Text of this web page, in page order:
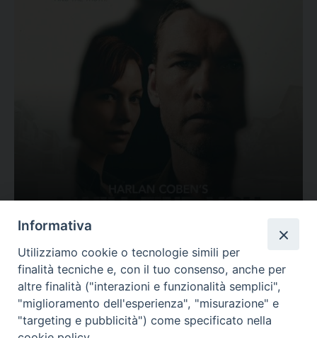
Valutazione
Complesso, Problematico
Tematica: Amore-Sentimenti, Carcere...
Informativa
Utilizziamo cookie o tecnologie simili per
finalità tecniche e, con il tuo consenso, anche per
altre finalità ("interazioni e funzionalità semplici",
"miglioramento dell'esperienza", "misurazione" e
"targeting e pubblicità") come specificato nella